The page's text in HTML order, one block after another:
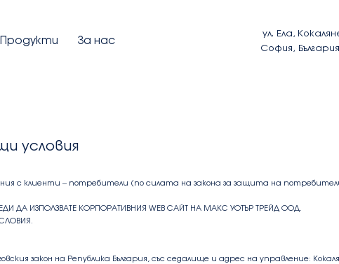
Продукти За нас
ул. Ела,
София, България
условия
с клиенти – потребители (по силата на закона за защита на
ДА ИЗПОЛЗВАТЕ КОРПОРАТИВНИЯ WEB САЙТ НА МАКС УОТЪР ТРЕЙД ООД.
закон на Република България, със седалище и адрес на управление: